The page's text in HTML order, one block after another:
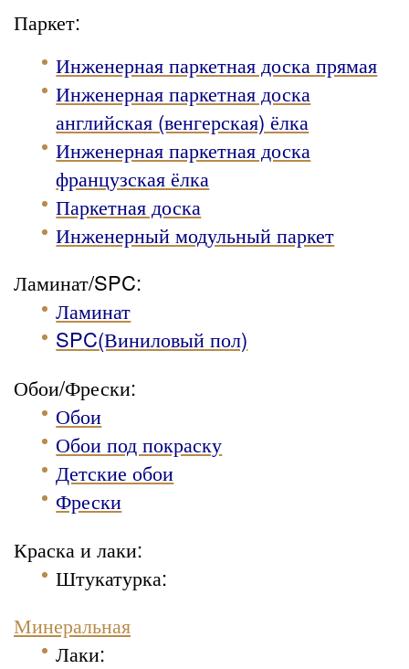
Паркет:
Инженерная паркетная доска прямая
Инженерная паркетная доска
английская (венгерская) ёлка
Инженерная паркетная доска
французская ёлка
Паркетная доска
Инженерный модульный паркет
Ламинат/SPC:
Ламинат
SPC(Виниловый пол)
Обои/Фрески:
Обои
Обои под покраску
Детские обои
Фрески
Краска и лаки:
Штукатурка:
Минеральная
Лаки: